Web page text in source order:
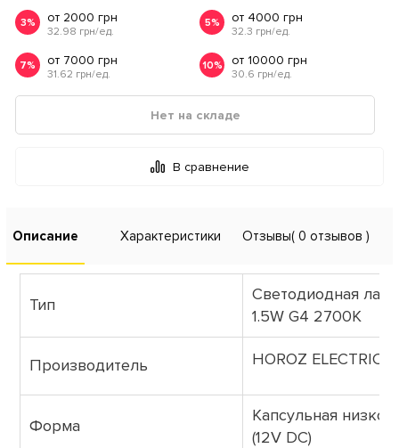
3% от 2000 грн
32.98 грн/ед.
5% от 4000 грн
32.3 грн/ед.
7% от 7000 грн
31.62 грн/ед.
10% от 10000 грн
30.6 грн/ед.
Нет на складе
В сравнение
Описание Характеристики Отзывы( 0 отзывов )
Тип
Cветодиодная
1.5W G4 2700К
Производитель HOROZ ELECTRIC
Форма
Капсульная
(12V DC)